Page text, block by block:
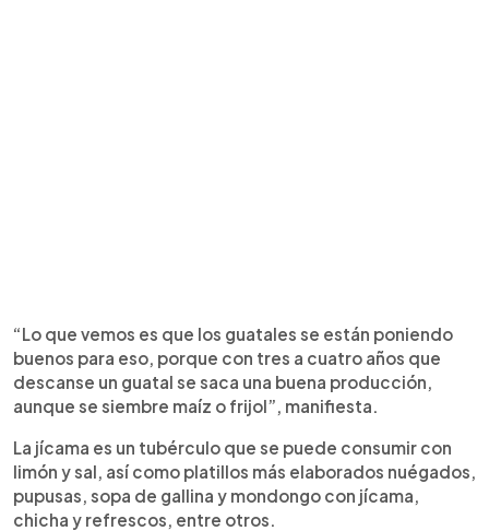
“Lo que vemos es que los guatales se están poniendo
buenos para eso, porque con tres a cuatro años que
descanse un guatal se saca una buena producción,
aunque se siembre maíz o frijol”, manifiesta.
La jícama es un tubérculo que se puede consumir con
limón y sal, así como platillos más elaborados nuégados,
pupusas, sopa de gallina y mondongo con jícama,
chicha y refrescos, entre otros.